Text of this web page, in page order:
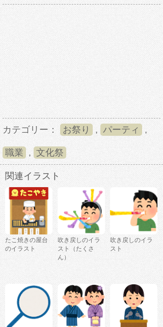
カテゴリー： お祭り , パーティ ,
職業 , 文化祭
関連イラスト
たこ焼きの屋台
のイラスト
吹き戻しのイラ
スト（たくさ
ん）
吹き戻しのイラ
スト